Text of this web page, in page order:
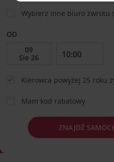
Wybierz inne biuro zwrotu
OD
Kierowca powyżej 25 roku
Mam kod rabatowy
ZNAJDŹ